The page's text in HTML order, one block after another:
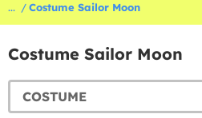
... Costume Sailor Moon
Costume Sailor Moon
COSTUME